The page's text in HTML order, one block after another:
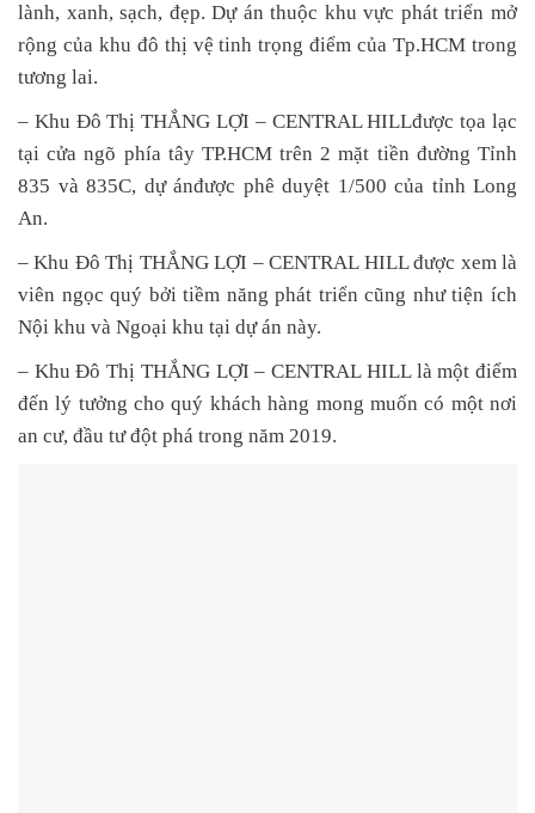
lành, xanh, sạch, đẹp. Dự án thuộc khu vực phát triển mở
rộng của khu đô thị vệ tinh trọng điểm của Tp.HCM trong
tương lai.
– Khu Đô Thị THẮNG LỢI – CENTRAL HILLđược tọa lạc
tại cửa ngõ phía tây TP.HCM trên 2 mặt tiền đường Tỉnh
835 và 835C, dự ánđược phê duyệt 1/500 của tỉnh Long
An.
– Khu Đô Thị THẮNG LỢI – CENTRAL HILL được xem là
viên ngọc quý bởi tiềm năng phát triển cũng như tiện ích
Nội khu và Ngoại khu tại dự án này.
– Khu Đô Thị THẮNG LỢI – CENTRAL HILL là một điểm
đến lý tưởng cho quý khách hàng mong muốn có một nơi
an cư, đầu tư đột phá trong năm 2019.